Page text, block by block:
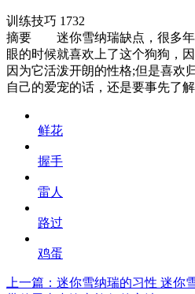
训练技巧 1732
摘要 迷你雪纳瑞缺点，很多年
眼的时候就喜欢上了这个狗狗，
因为它活泼开朗的性格;但是喜欢
自己的爱宠的话，还是要事先了
鲜花
握手
雷人
路过
鸡蛋
上一篇：迷你雪纳瑞的习性 迷你